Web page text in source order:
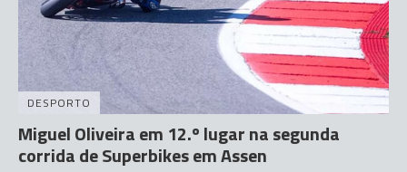
DESPORTO
Miguel Oliveira em 12.º lugar na segunda
corrida de Superbikes em Assen